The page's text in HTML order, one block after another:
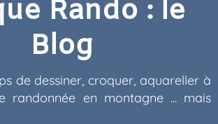
Rando : le
Blog
de dessiner, croquer, aquareller à
randonnée en montagne ... mais